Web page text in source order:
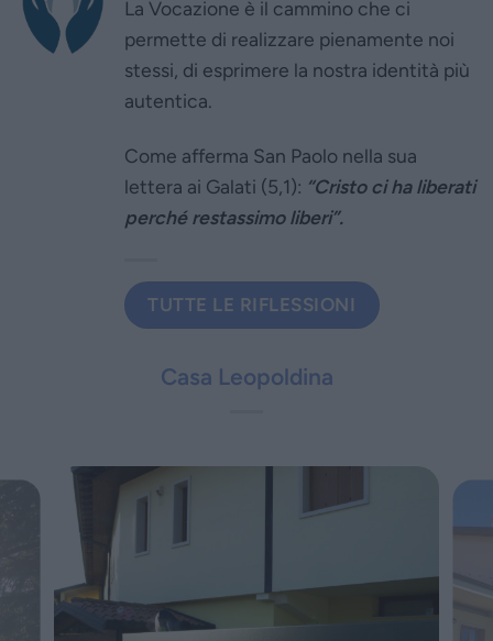
La Vocazione è il cammino che ci
permette di realizzare pienamente noi
stessi, di esprimere la nostra identità più
autentica.
Come afferma San Paolo nella sua
lettera ai Galati (5,1): “Cristo ci ha liberati
perché restassimo liberi”.
TUTTE LE RIFLESSIONI
Casa Leopoldina